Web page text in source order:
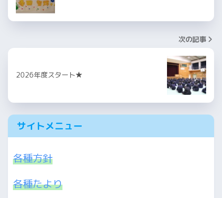
次の記事
2026年度スタート★
サイトメニュー
各種方針
各種たより